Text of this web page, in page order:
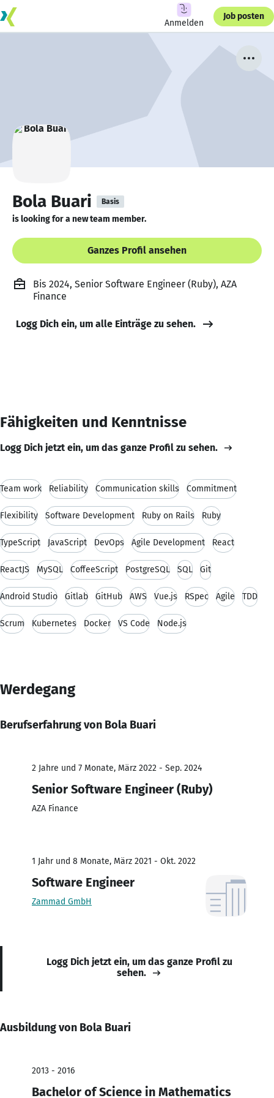
Anmelden
Job posten
Bola Buari Basis
is looking for a new team member.
Ganzes Profil ansehen
Bis 2024, Senior Software Engineer (Ruby), AZA
Finance
Logg Dich ein, um alle Einträge zu sehen.
Fähigkeiten und Kenntnisse
Logg Dich jetzt ein, um das ganze Profil zu sehen.
Team work Reliability Communication skills Commitment
Flexibility Software Development Ruby on Rails Ruby
TypeScript JavaScript DevOps Agile Development React
ReactJS MySQL CoffeeScript PostgreSQL SQL Git
Android Studio Gitlab GitHub AWS Vue.js RSpec Agile TDD
Scrum Kubernetes Docker VS Code Node.js
Werdegang
Berufserfahrung von Bola Buari
2 Jahre und 7 Monate, März 2022 - Sep. 2024
Senior Software Engineer (Ruby)
AZA Finance
1 Jahr und 8 Monate, März 2021 - Okt. 2022
Software Engineer
Zammad GmbH
Logg Dich jetzt ein, um das ganze Profil zu
sehen.
Ausbildung von Bola Buari
2013 - 2016
Bachelor of Science in Mathematics